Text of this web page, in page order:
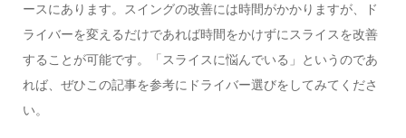
ースにあります。スイングの改善には時間がかかりますが、ド
ライバーを変えるだけであれば時間をかけずにスライスを改善
することが可能です。「スライスに悩んでいる」というのであ
れば、ぜひこの記事を参考にドライバー選びをしてみてくださ
い。